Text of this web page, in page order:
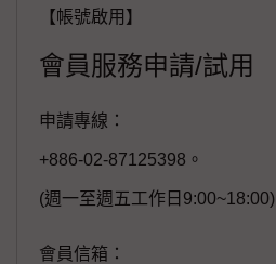
【帳號啟用】
會員服務申請/試用
申請專線：
+886-02-87125398。
(週一至週五工作日9:00~18:00)
會員信箱：